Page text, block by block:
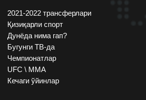
2021-2022 трансферлари
Қизиқарли спорт
Дунёда нима гап?
Бугунги ТВ-да
Чемпионатлар
UFC \ ММА
Кечаги ўйинлар